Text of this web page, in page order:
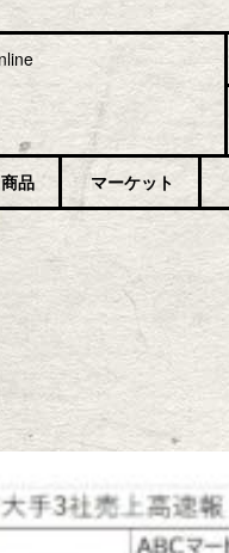
商品 マーケット